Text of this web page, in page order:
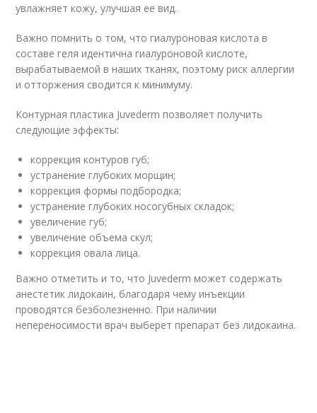
увлажняет кожу, улучшая ее вид.
Важно помнить о том, что гиалуроновая кислота в
составе геля идентична гиалуроновой кислоте,
вырабатываемой в наших тканях, поэтому риск аллергии
и отторжения сводится к минимуму.
Контурная пластика Juvederm позволяет получить
следующие эффекты:
коррекция контуров губ;
устранение глубоких морщин;
коррекция формы подбородка;
устранение глубоких носогубных складок;
увеличение губ;
увеличение объема скул;
коррекция овала лица.
Важно отметить и то, что Juvederm может содержать
анестетик лидокаин, благодаря чему инъекции
проводятся безболезненно. При наличии
непереносимости врач выберет препарат без лидокаина.